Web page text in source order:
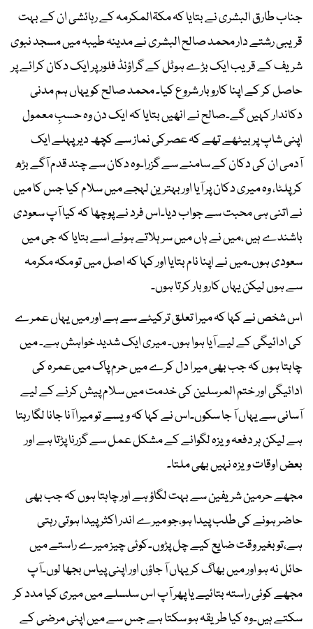
جناب طارق البشری نے بتایا کہ مکۃالمکرمہ کے رہائشی ان کے بہت
قریبی رشتے دار محمد صالح البشری نے مدینہ طیبہ میں مسجد نبوی
شریف کے قریب ایک بڑے ہوٹل کے گراؤنڈ فلور پر ایک دکان کرائے پر
حاصل کر کے اپنا کاروبار شروع کیا۔ محمد صالح کو یہاں ہم مدنی
دکاندار کہیں گے۔صالح نے انھیں بتایا کہ ایک دن وہ حسبِ معمول
اپنی شاپ پر بیٹھے تھے کہ عصرکی نماز سے کچھ دیر پہلے ایک
آدمی ان کی دکان کے سامنے سے گزرا۔وہ دکان سے چند قدم آگے بڑھ
کر پلٹا، وہ میری دکان پر آیا اور بہترین لہجے میں سلام کیا جس کا میں
نے اتنی ہی محبت سے جواب دیا۔اس فرد نے پوچھا کہ کیا آپ سعودی
باشندے ہیں ،میں نے ہاں میں سر ہلاتے ہوئے اسے بتایا کہ جی میں
سعودی ہوں۔میں نے اپنا نام بتایا اور کہا کہ اصل میں تو مکہ مکرمہ
سے ہوں لیکن یہاں کاروبار کرتا ہوں۔
اس شخص نے کہا کہ میرا تعلق ترکیئے سے ہے اور میں یہاں عمرے
کی ادائیگی کے لیے آیا ہوا ہوں۔ میری ایک شدید خواہش ہے۔ میں
چاہتا ہوں کہ جب بھی میرا دل کرے میں حرم پاک میں عمرہ کی
ادائیگی اور ختم المرسلین کی خدمت میں سلام پیش کرنے کے لیے
آسانی سے یہاں آ جا سکوں۔اس نے کہا کہ ویسے تو میرا آنا جانا لگا رہتا
ہے لیکن ہر دفعہ ویزہ لگوانے کے مشکل عمل سے گزرنا پڑتا ہے اور
بعض اوقات ویزہ نہیں بھی ملتا۔
مجھے حرمین شریفین سے بہت لگاؤ ہے اور چاہتا ہوں کہ جب بھی
حاضر ہونے کی طلب پیدا ہو،جو میرے اندر اکثر پیدا ہوتی رہتی
ہے،تو بغیر وقت ضایع کیے چل پڑوں۔کوئی چیز میرے راستے میں
حائل نہ ہو اور میں بھاگ کر یہاں آ جاؤں اور اپنی پیاس بجھا لوں۔آپ
مجھے کوئی راستہ بتائیے یا پھر آپ اس سلسلے میں میری کیا مدد کر
سکتے ہیں۔وہ کیا طریقہ ہو سکتا ہے جس سے میں اپنی مرضی کے